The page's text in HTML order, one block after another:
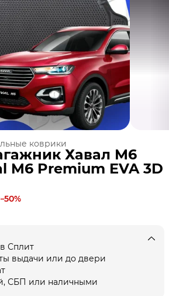
коврики
Хавал М6
M6 Premium EVA 3D
−50%
Сплит
выдачи или до двери
СБП или наличными